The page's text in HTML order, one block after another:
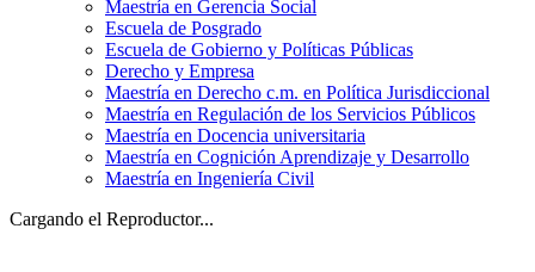
Maestría en Gerencia Social
Escuela de Posgrado
Escuela de Gobierno y Políticas Públicas
Derecho y Empresa
Maestría en Derecho c.m. en Política Jurisdiccional
Maestría en Regulación de los Servicios Públicos
Maestría en Docencia universitaria
Maestría en Cognición Aprendizaje y Desarrollo
Maestría en Ingeniería Civil
Cargando el Reproductor...